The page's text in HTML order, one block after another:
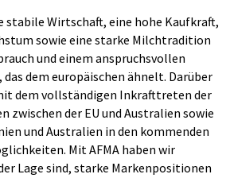
stabile Wirtschaft, eine hohe Kaufkraft,
sowie eine starke Milchtradition
und einem anspruchsvollen
dem europäischen ähnelt. Darüber
dem vollständigen Inkrafttreten der
zwischen der EU und Australien sowie
und Australien in den kommenden
Mit AFMA haben wir
Lage sind, starke Markenpositionen